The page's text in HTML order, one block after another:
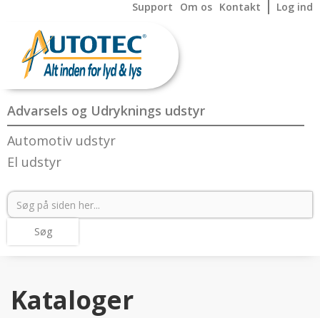
Support Om os Kontakt Log ind
Advarsels og Udryknings udstyr
Automotiv udstyr
El udstyr
Kataloger